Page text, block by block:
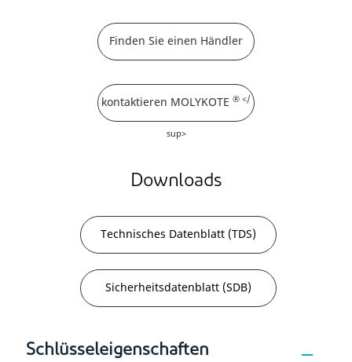
Finden Sie einen Händler
kontaktieren MOLYKOTE ® </
sup>
Downloads
Technisches Datenblatt (TDS)
Sicherheitsdatenblatt (SDB)
Schlüsseleigenschaften